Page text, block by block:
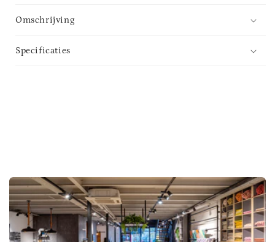
Omschrijving
Specificaties